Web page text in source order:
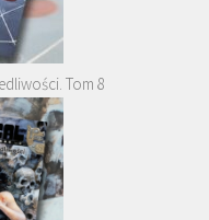
Tom 8